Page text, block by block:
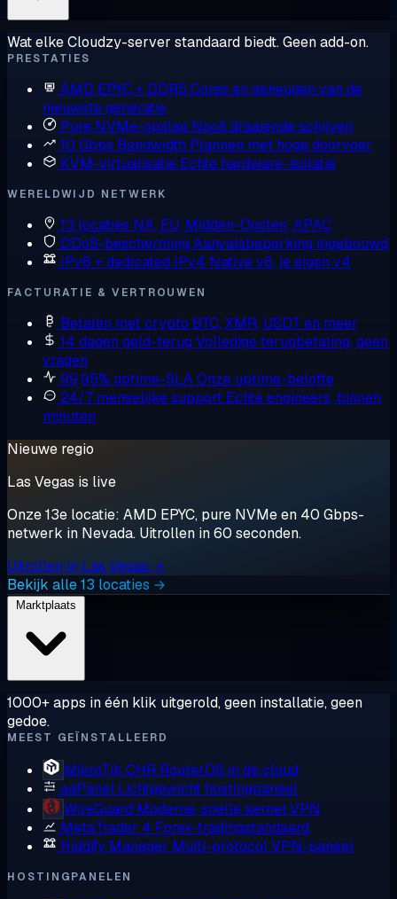
Wat elke Cloudzy-server standaard biedt. Geen add-on.
PRESTATIES
AMD EPYC + DDR5 Cores en geheugen van de
nieuwste generatie
Pure NVMe-opslag Nooit draaiende schijven
10 Gbps Bandwidth Plannen met hoge doorvoer
KVM-virtualisatie Echte hardware-isolatie
WERELDWIJD NETWERK
13 locaties NA, EU, Midden-Oosten, APAC
DDoS-bescherming Aanvalsbeperking ingebouwd
IPv6 + dedicated IPv4 Native v6, je eigen v4
FACTURATIE & VERTROUWEN
Betalen met crypto BTC, XMR, USDT en meer
14 dagen geld-terug Volledige terugbetaling, geen
vragen
99,95% uptime-SLAOnze uptime-belofte
24/7 menselijke support Echte engineers, binnen
minuten
Nieuwe regio
Las Vegas is live
Onze 13e locatie: AMD EPYC, pure NVMe en 40 Gbps-
netwerk in Nevada. Uitrollen in 60 seconden.
Uitrollen in Las Vegas →
Bekijk alle 13 locaties →
1000+ apps in één klik uitgerold, geen installatie, geen
gedoe.
MEEST GEÏNSTALLEERD
MikroTik CHR RouterOS in de cloud
aaPanel Lichtgewicht hostingpaneel
WireGuard Moderne, snelle kernel VPN
MetaTrader 4 Forex-tradingstandaard
Hiddify Manager Multi-protocol VPN-paneel
HOSTINGPANELEN